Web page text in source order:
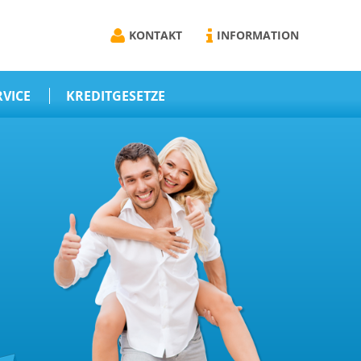
KONTAKT
INFORMATION
KREDITGESETZE
Vermittlungsvertrag
Schriftform
Darlehensvermittlung
Nebenentgelte
Kreditvermittlung
Abweichende
Vereinbarung
Erlaubnis zur
Kreditvermittlung